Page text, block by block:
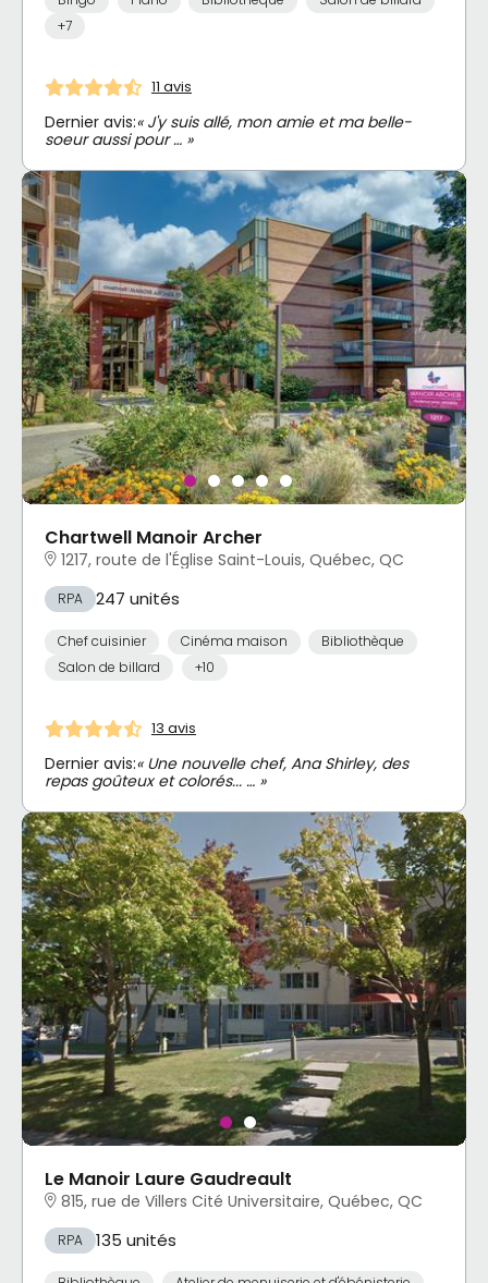
+7
11 avis
Dernier avis:« J'y suis allé, mon amie et ma belle-
soeur aussi pour … »
Chartwell Manoir Archer
1217, route de l'Église Saint-Louis, Québec, QC
RPA 247 unités
Chef cuisinier Cinéma maison
Bibliothèque
Salon de billard
+10
13 avis
Dernier avis:« Une nouvelle chef, Ana Shirley, des
repas goûteux et colorés... … »
Le Manoir Laure Gaudreault
815, rue de Villers Cité Universitaire, Québec, QC
RPA 135 unités